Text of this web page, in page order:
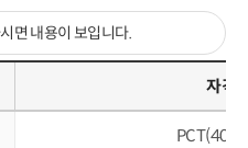
면 내용이 보입니다.
자격
PCT(400